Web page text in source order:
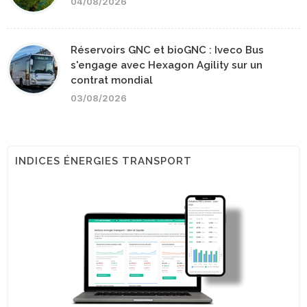
Réservoirs GNC et bioGNC : Iveco Bus
s'engage avec Hexagon Agility sur un
contrat mondial
03/08/2026
INDICES ÉNERGIES TRANSPORT